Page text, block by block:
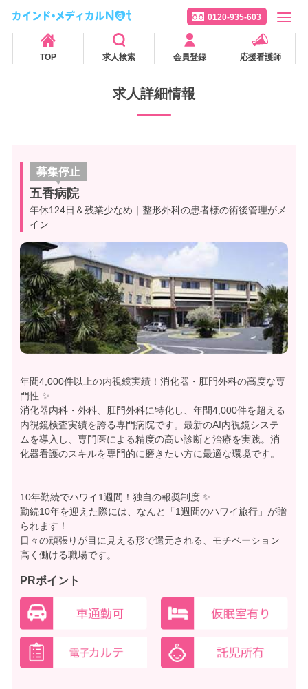
0120-935-603
TOP 求人検索 会員登録 応援看護師
求人詳細情報
募集停止
五香病院
年休124日＆残業少なめ｜整形外科の患者様の術後管理がメ
イン
年間4,000件以上の内視鏡実績！消化器・肛門外科の高度な専
門性 ✨
消化器内科・外科、肛門外科に特化し、年間4,000件を超える
内視鏡検査実績を誇る専門病院です。最新のAI内視鏡システ
ムを導入し、専門医による精度の高い診断と治療を実践。消
化器看護のスキルを専門的に磨きたい方に最適な環境です。
10年勤続でハワイ1週間！独自の報奨制度 ✨
勤続10年を迎えた際には、なんと「1週間のハワイ旅行」が贈
られます！
日々の頑張りが目に見える形で還元される、モチベーション
高く働ける職場です。
PRポイント